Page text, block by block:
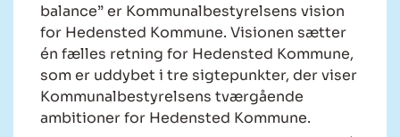
balance” er Kommunalbestyrelsens vision
for Hedensted Kommune. Visionen sætter
én fælles retning for Hedensted Kommune,
som er uddybet i tre sigtepunkter, der viser
Kommunalbestyrelsens tværgående
ambitioner for Hedensted Kommune.